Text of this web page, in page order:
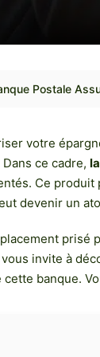
Postale
votre
ce cadre,
Ce
devenir un
placement
invite à
cette banque.